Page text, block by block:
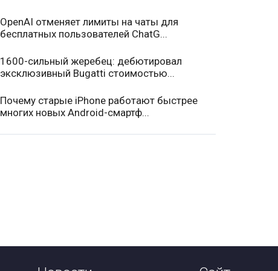
OpenAI отменяет лимиты на чаты для
бесплатных пользователей ChatG...
1600-сильный жеребец: дебютировал
эксклюзивный Bugatti стоимостью...
Почему старые iPhone работают быстрее
многих новых Android-смартф...